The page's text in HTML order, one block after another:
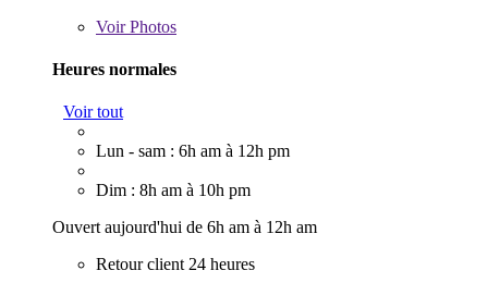
VoirPhotos
Heures normales
Voir tout
Lun - sam : 6h am à 12h pm
Dim : 8h am à 10h pm
Ouvert aujourd'hui de 6h am à 12h am
Retour client 24 heures